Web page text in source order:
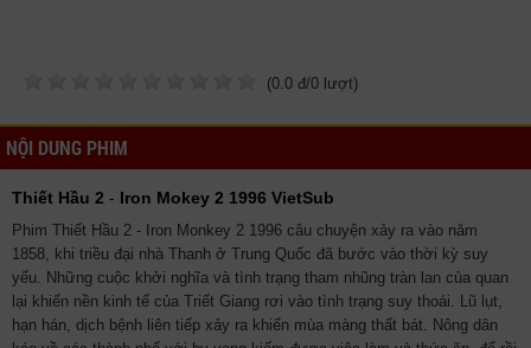
(0.0 đ/0 lượt)
NỘI DUNG PHIM
Thiết Hầu 2 - Iron Mokey 2 1996 VietSub
Phim Thiết Hầu 2 - Iron Monkey 2 1996 câu chuyện xảy ra vào năm
1858, khi triều đại nhà Thanh ở Trung Quốc đã bước vào thời kỳ suy
yếu. Những cuộc khởi nghĩa và tình trạng tham nhũng tràn lan của quan
lại khiến nền kinh tế của Triết Giang rơi vào tình trạng suy thoái. Lũ lụt,
hạn hán, dịch bệnh liên tiếp xảy ra khiến mùa màng thất bát. Nông dân